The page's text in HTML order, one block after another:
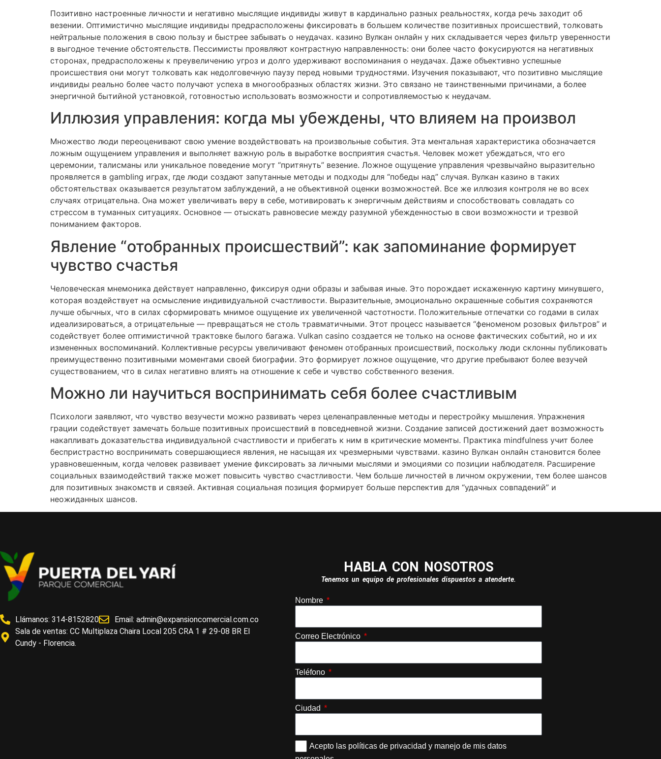
Позитивно настроенные личности и негативно мыслящие индивиды живут в кардинально разных реальностях, когда речь заходит об
везении. Оптимистично мыслящие индивиды предрасположены фиксировать в большем количестве позитивных происшествий, толковать
нейтральные положения в свою пользу и быстрее забывать о неудачах. казино Вулкан онлайн у них складывается через фильтр уверенности
в выгодное течение обстоятельств. Пессимисты проявляют контрастную направленность: они более часто фокусируются на негативных
сторонах, предрасположены к преувеличению угроз и долго удерживают воспоминания о неудачах. Даже объективно успешные
происшествия они могут толковать как недолговечную паузу перед новыми трудностями. Изучения показывают, что позитивно мыслящие
индивиды реально более часто получают успеха в многообразных областях жизни. Это связано не таинственными причинами, а более
энергичной бытийной установкой, готовностью использовать возможности и сопротивляемостью к неудачам.
Иллюзия управления: когда мы убеждены, что влияем на произвол
Множество люди переоценивают свою умение воздействовать на произвольные события. Эта ментальная характеристика обозначается
ложным ощущением управления и выполняет важную роль в выработке восприятия счастья. Человек может убеждаться, что его
церемонии, талисманы или уникальное поведение могут “притянуть” везение. Ложное ощущение управления чрезвычайно выразительно
проявляется в gambling играх, где люди создают запутанные методы и подходы для “победы над” случая. Вулкан казино в таких
обстоятельствах оказывается результатом заблуждений, а не объективной оценки возможностей. Все же иллюзия контроля не во всех
случаях отрицательна. Она может увеличивать веру в себе, мотивировать к энергичным действиям и способствовать совладать со
стрессом в туманных ситуациях. Основное — отыскать равновесие между разумной убежденностью в свои возможности и трезвой
пониманием факторов.
Явление “отобранных происшествий”: как запоминание формирует
чувство счастья
Человеческая мнемоника действует направленно, фиксируя одни образы и забывая иные. Это порождает искаженную картину минувшего,
которая воздействует на осмысление индивидуальной счастливости. Выразительные, эмоционально окрашенные события сохраняются
лучше обычных, что в силах сформировать мнимое ощущение их увеличенной частотности. Положительные отпечатки со годами в силах
идеализироваться, а отрицательные — превращаться не столь травматичными. Этот процесс называется “феноменом розовых фильтров” и
содействует более оптимистичной трактовке былого багажа. Vulkan casino создается не только на основе фактических событий, но и их
измененных воспоминаний. Коллективные ресурсы увеличивают феномен отобранных происшествий, поскольку люди склонны публиковать
преимущественно позитивными моментами своей биографии. Это формирует ложное ощущение, что другие пребывают более везучей
существованием, что в силах негативно влиять на отношение к себе и чувство собственного везения.
Можно ли научиться воспринимать себя более счастливым
Психологи заявляют, что чувство везучести можно развивать через целенаправленные методы и перестройку мышления. Упражнения
грации содействует замечать больше позитивных происшествий в повседневной жизни. Создание записей достижений дает возможность
накапливать доказательства индивидуальной счастливости и прибегать к ним в критические моменты. Практика mindfulness учит более
беспристрастно воспринимать совершающиеся явления, не насыщая их чрезмерными чувствами. казино Вулкан онлайн становится более
уравновешенным, когда человек развивает умение фиксировать за личными мыслями и эмоциями со позиции наблюдателя. Расширение
социальных взаимодействий также может повысить чувство счастливости. Чем больше личностей в личном окружении, тем более шансов
для позитивных знакомств и связей. Активная социальная позиция формирует больше перспектив для “удачных совпадений” и
неожиданных шансов.
Llámanos: 314-8152820 Email: admin@expansioncomercial.com.co
Sala de ventas: CC Multiplaza Chaira Local 205 CRA 1 # 29-08 BR El
Cundy - Florencia.
HABLA CON NOSOTROS
Tenemos un equipo de profesionales dispuestos a atenderte.
Nombre
Correo Electrónico
Teléfono
Ciudad
Acepto las políticas de privacidad y manejo de mis datos